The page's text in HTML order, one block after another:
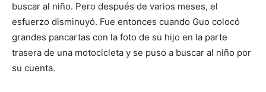
buscar al niño. Pero después de varios meses, el
esfuerzo disminuyó. Fue entonces cuando Guo colocó
grandes pancartas con la foto de su hijo en la parte
trasera de una motocicleta y se puso a buscar al niño por
su cuenta.